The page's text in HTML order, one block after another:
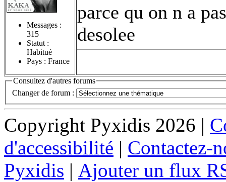
Messages :
315
Statut :
Habitué
Pays : France
parce qu on n a
desolee
Consultez d'autres forums
Changer de forum :
Copyright Pyxidis 2026 |
d'accessibilité | Contactez-
Pyxidis | Ajouter un flux